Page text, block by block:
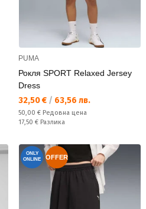
PUMA
Рокля SPORT Relaxed Jersey
Dress
Текуща цена:
32,50 € / 63,56 лв.
Редовна цена:
50,00 € Редовна цена
Спестявате:
17,50 € Разлика
ONLY
ONLINE
OFFER